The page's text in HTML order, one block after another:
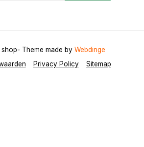
Privacy Policy Sitemap
- Theme made by Webdinge